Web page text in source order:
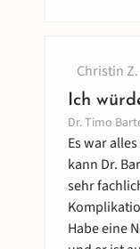
Christin Z.
Ich
Dr. Timo
Es war
kann Dr.
sehr
Habe eine